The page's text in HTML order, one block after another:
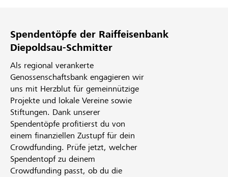
Spendentöpfe der Raiffeisenbank
Diepoldsau-Schmitter
Als regional verankerte
Genossenschaftsbank engagieren wir
uns mit Herzblut für gemeinnützige
Projekte und lokale Vereine sowie
Stiftungen. Dank unserer
Spendentöpfe profitierst du von
einem finanziellen Zustupf für dein
Crowdfunding. Prüfe jetzt, welcher
Spendentopf zu deinem
Crowdfunding passt, ob du die